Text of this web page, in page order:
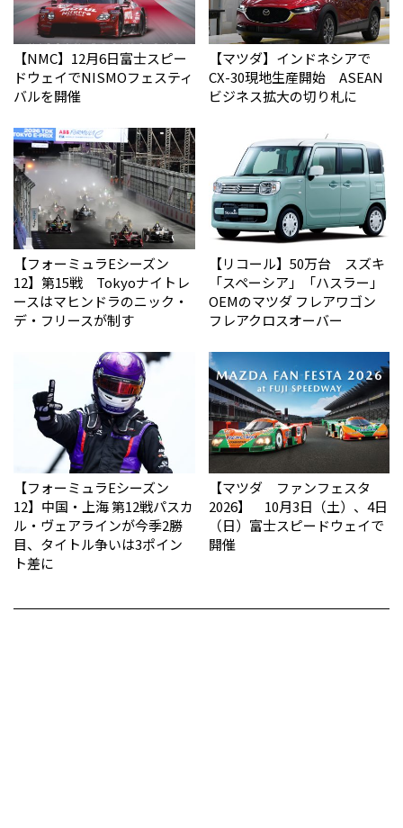
【NMC】12月6日富士スピー
ドウェイでNISMOフェスティ
バルを開催
【マツダ】インドネシアで
CX-30現地生産開始 ASEAN
ビジネス拡大の切り札に
【フォーミュラEシーズン
12】第15戦 Tokyoナイトレ
ースはマヒンドラのニック・
デ・フリースが制す
【リコール】50万台 スズキ
「スペーシア」「ハスラー」
OEMのマツダ フレアワゴン
フレアクロスオーバー
【フォーミュラEシーズン
12】中国・上海 第12戦パスカ
ル・ヴェアラインが今季2勝
目、タイトル争いは3ポイン
ト差に
【マツダ ファンフェスタ
2026】 10月3日（土）、4日
（日）富士スピードウェイで
開催